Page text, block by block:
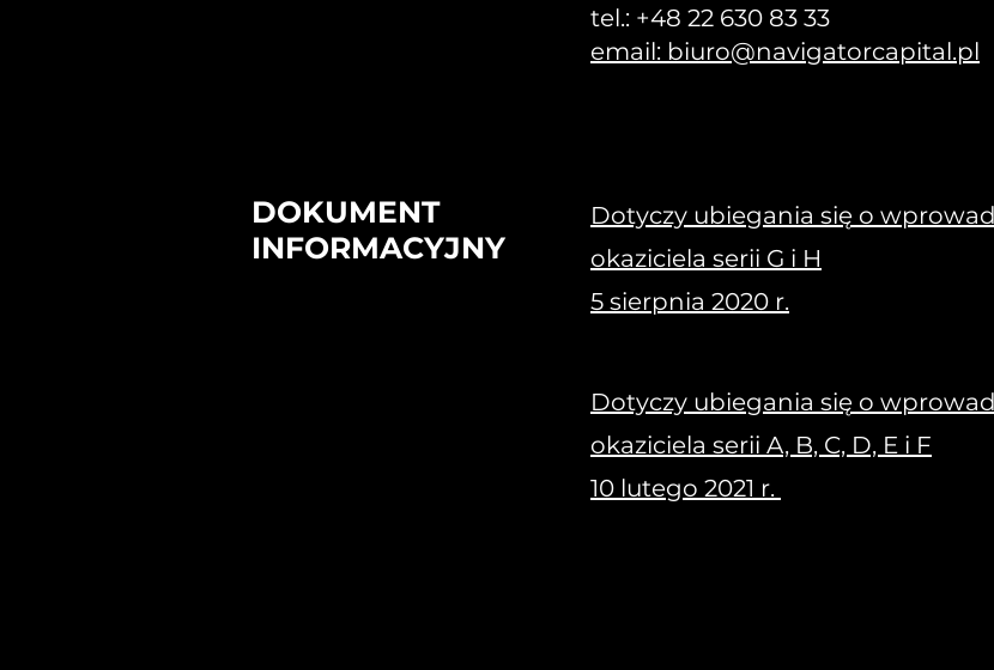
tel.: +48 22 630 83 33
email: biuro@navigatorcapital.pl
DOKUMENT
INFORMACYJNY
Dotyczy ubiegania się o
okaziciela serii G i H
5 sierpnia 2020 r.
Dotyczy ubiegania się o
okaziciela serii A, B, C, D, E i F
10 lutego 2021 r.